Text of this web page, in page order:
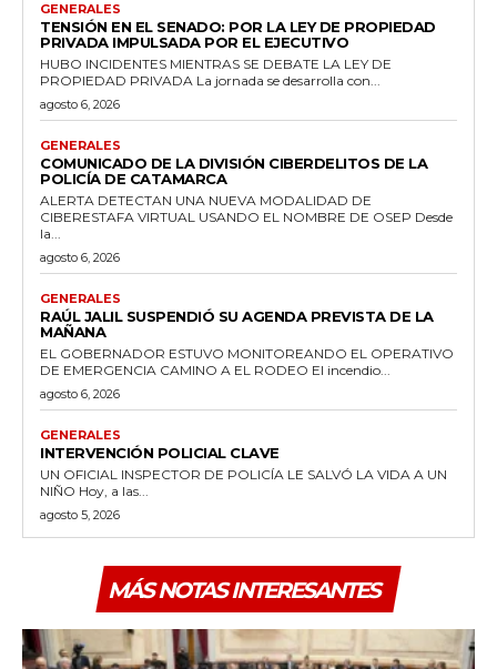
GENERALES
TENSIÓN EN EL SENADO: POR LA LEY DE PROPIEDAD
PRIVADA IMPULSADA POR EL EJECUTIVO
HUBO INCIDENTES MIENTRAS SE DEBATE LA LEY DE
PROPIEDAD PRIVADA La jornada se desarrolla con...
agosto 6, 2026
GENERALES
COMUNICADO DE LA DIVISIÓN CIBERDELITOS DE LA
POLICÍA DE CATAMARCA
ALERTA DETECTAN UNA NUEVA MODALIDAD DE
CIBERESTAFA VIRTUAL USANDO EL NOMBRE DE OSEP Desde
la...
agosto 6, 2026
GENERALES
RAÚL JALIL SUSPENDIÓ SU AGENDA PREVISTA DE LA
MAÑANA
EL GOBERNADOR ESTUVO MONITOREANDO EL OPERATIVO
DE EMERGENCIA CAMINO A EL RODEO El incendio...
agosto 6, 2026
GENERALES
INTERVENCIÓN POLICIAL CLAVE
UN OFICIAL INSPECTOR DE POLICÍA LE SALVÓ LA VIDA A UN
NIÑO Hoy, a las...
agosto 5, 2026
MÁS NOTAS INTERESANTES